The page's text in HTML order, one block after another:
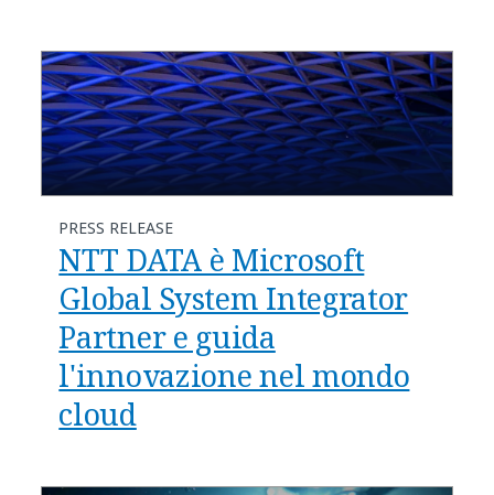
PRESS RELEASE
NTT DATA è Microsoft
Global System Integrator
Partner e guida
l'innovazione nel mondo
cloud